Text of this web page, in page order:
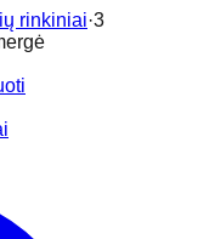
rinkiniai·3